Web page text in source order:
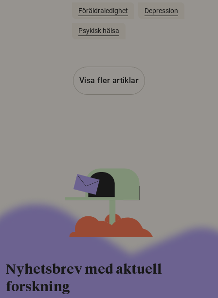
Föräldraledighet Depression
Psykisk hälsa
Visa fler artiklar
Nyhetsbrev med aktuell
forskning